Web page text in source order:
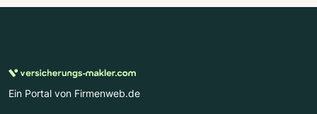
Ein Portal von Firmenweb.de